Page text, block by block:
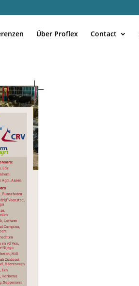
Über Proflex Contact